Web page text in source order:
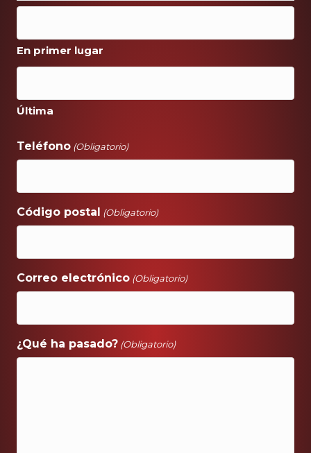
En primer lugar
Última
Teléfono (Obligatorio)
Código postal (Obligatorio)
Correo electrónico (Obligatorio)
¿Qué ha pasado? (Obligatorio)